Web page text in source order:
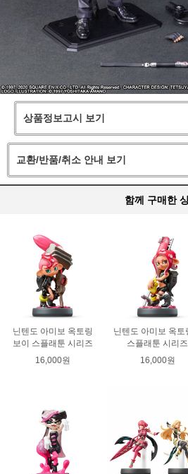
상품정보고시 보기
교환/반품/취소 안내 보기
함께 구매한
닌텐도 아미보 옥토링
보이 스플래툰 시리즈
16,000원
닌텐도 아미보 옥토
스플래툰 시리즈
16,000원